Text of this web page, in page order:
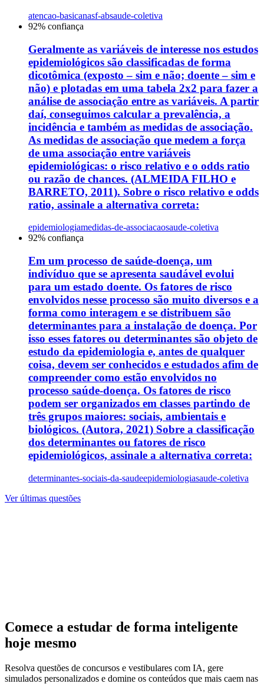
atencao-basicanasf-absaude-coletiva
92% confiança
Geralmente as variáveis de interesse nos estudos
epidemiológicos são classificadas de forma
dicotômica (exposto – sim e não; doente – sim e
não) e plotadas em uma tabela 2x2 para fazer a
análise de associação entre as variáveis. A partir
daí, conseguimos calcular a prevalência, a
incidência e também as medidas de associação.
As medidas de associação que medem a força
de uma associação entre variáveis
epidemiológicas: o risco relativo e o odds ratio
ou razão de chances. (ALMEIDA FILHO e
BARRETO, 2011). Sobre o risco relativo e odds
ratio, assinale a alternativa correta:
epidemiologiamedidas-de-associacaosaude-coletiva
92% confiança
Em um processo de saúde-doença, um
indivíduo que se apresenta saudável evolui
para um estado doente. Os fatores de risco
envolvidos nesse processo são muito diversos e a
forma como interagem e se distribuem são
determinantes para a instalação de doença. Por
isso esses fatores ou determinantes são objeto de
estudo da epidemiologia e, antes de qualquer
coisa, devem ser conhecidos e estudados afim de
compreender como estão envolvidos no
processo saúde-doença. Os fatores de risco
podem ser organizados em classes partindo de
três grupos maiores: sociais, ambientais e
biológicos. (Autora, 2021) Sobre a classificação
dos determinantes ou fatores de risco
epidemiológicos, assinale a alternativa correta:
determinantes-sociais-da-saudeepidemiologiasaude-coletiva
Ver últimas questões
Comece a estudar de forma inteligente
hoje mesmo
Resolva questões de concursos e vestibulares com IA, gere
simulados personalizados e domine os conteúdos que mais caem nas